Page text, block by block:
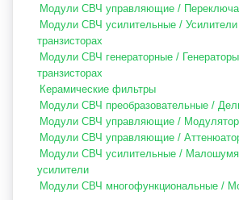
Модули СВЧ управляющие /
Модули СВЧ усилительные / Усилители
транзисторах
Модули СВЧ генераторные /
транзисторах
Керамические фильтры
Модули СВЧ преобразовательные /
Модули СВЧ управляющие /
Модули СВЧ управляющие /
Модули СВЧ усилительные /
усилители
Модули СВЧ многофункциональные /